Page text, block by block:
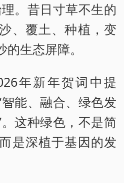
。昔日寸草不生的
、覆土、种植，变
生态屏障。
年新年贺词中提
能、融合、绿色发
这种绿色，不是简
是深植于基因的发